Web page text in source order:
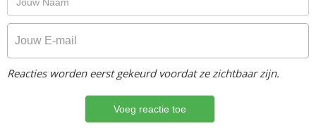
Reacties worden eerst gekeurd voordat ze zichtbaar zijn.